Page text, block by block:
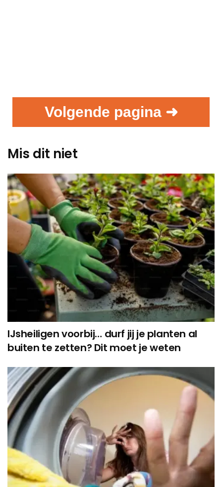
Volgende pagina ➜
Mis dit niet
IJsheiligen voorbij… durf jij je planten al
buiten te zetten? Dit moet je weten